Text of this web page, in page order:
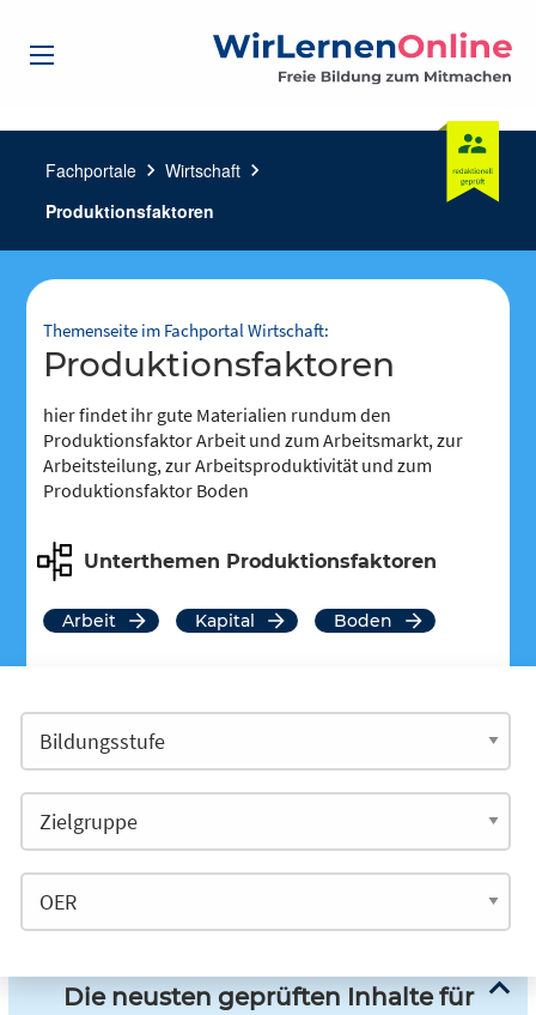
Fachportale chevron_right Wirtschaft chevron_right
Produktionsfaktoren
Themenseite im Fachportal Wirtschaft:
Produktionsfaktoren
hier findet ihr gute Materialien rundum den
Produktionsfaktor Arbeit und zum Arbeitsmarkt, zur
Arbeitsteilung, zur Arbeitsproduktivität und zum
Produktionsfaktor Boden
Unterthemen Produktionsfaktoren
Arbeit Kapital Boden
Die neusten geprüften Inhalte für